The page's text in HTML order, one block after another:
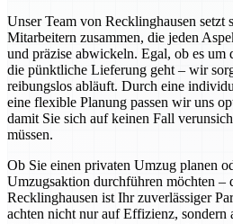
Unser Team von Recklinghausen setzt
Mitarbeitern zusammen, die jeden
und präzise abwickeln. Egal, ob es um
die pünktliche Lieferung geht – wir
reibungslos abläuft. Durch eine
eine flexible Planung passen wir uns
damit Sie sich auf keinen Fall
müssen.
Ob Sie einen privaten Umzug planen
Umzugsaktion durchführen möchten –
Recklinghausen ist Ihr zuverlässiger
achten nicht nur auf Effizienz, sondern